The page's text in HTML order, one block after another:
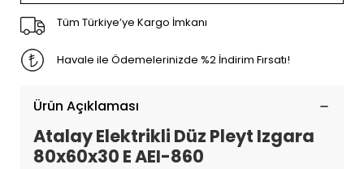
Tüm Türkiye’ye Kargo İmkanı
Havale ile Ödemelerinizde %2 İndirim Fırsatı!
Ürün Açıklaması
Atalay Elektrikli Düz Pleyt Izgara
80x60x30 E AEI-860